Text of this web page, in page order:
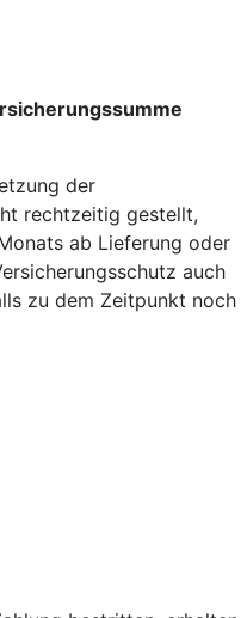
der
rechtzeitig gestellt,
ab Lieferung oder
auch
zu dem Zeitpunkt noch